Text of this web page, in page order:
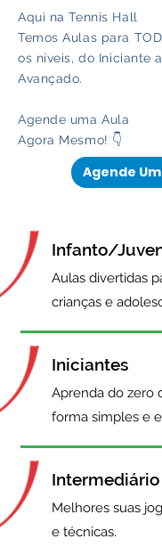
Aqui na Tennis Hall
TemosAulas para
os níveis,do Iniciante
Avançado.
Agende uma Aula
Agora Mesmo! 👇
Agende
Infanto/
Aulas divertidas
crianças e
Iniciantes
Aprenda do zero
forma simples e
Intermediário
Melhores suas
e técnicas.